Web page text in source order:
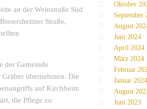
an der Weinstraße Süd
Straße,
der Gemeinde
übernehmen. Die
auf Kirchheim
die Pflege zu
Oktober
September
August
Juni 2024
April 2024
März 2024
Februar
Januar 2024
August
Juni 2023